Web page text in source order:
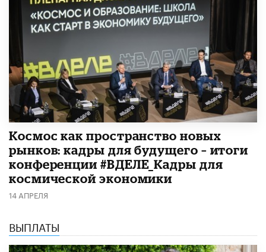
Космос как пространство новых
рынков: кадры для будущего – итоги
конференции #ВДЕЛЕ_Кадры для
космической экономики
14 АПРЕЛЯ
ВЫПЛАТЫ